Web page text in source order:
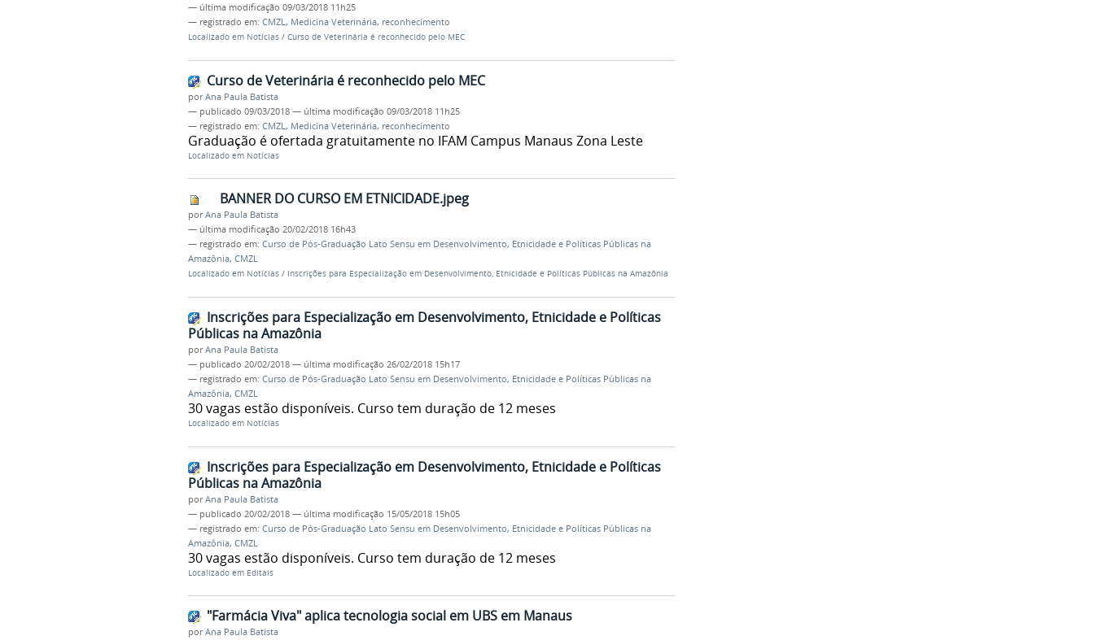
— última modificação 09/03/2018 11h25
— registrado em: CMZL, Medicina Veterinária, reconhecimento
Localizado em Notícias / Curso de Veterinária é reconhecido pelo MEC
Curso de Veterinária é reconhecido pelo MEC
porAna Paula Batista
— publicado 09/03/2018 — última modificação 09/03/2018 11h25
— registrado em: CMZL , Medicina Veterinária, reconhecimento
Graduação é ofertada gratuitamente no IFAM Campus Manaus Zona Leste
Localizado em Notícias
BANNER DO CURSO EM ETNICIDADE.jpeg
porAna Paula Batista
— última modificação 20/02/2018 16h43
— registrado em: Curso de Pós-Graduação Lato Sensu em Desenvolvimento, Etnicidade e Políticas Públicas na
Amazônia, CMZL
Localizado em Notícias / Inscrições para Especialização em Desenvolvimento, Etnicidade e Políticas Públicas na Amazônia
Inscrições para Especialização em Desenvolvimento, Etnicidade e Políticas
Públicas na Amazônia
porAna Paula Batista
— publicado 20/02/2018 — última modificação 26/02/2018 15h17
— registrado em: Curso de Pós-Graduação Lato Sensu em Desenvolvimento, Etnicidade e Políticas Públicas na
Amazônia, CMZL
30 vagas estão disponíveis. Curso tem duração de 12 meses
Localizado em Notícias
Inscrições para Especialização em Desenvolvimento, Etnicidade e Políticas
Públicas na Amazônia
porAna Paula Batista
— publicado 20/02/2018 — última modificação 15/05/2018 15h05
— registrado em: Curso de Pós-Graduação Lato Sensu em Desenvolvimento, Etnicidade e Políticas Públicas na
Amazônia, CMZL
30 vagas estão disponíveis. Curso tem duração de 12 meses
Localizado em Editais
"Farmácia Viva" aplica tecnologia social em UBS em Manaus
porAna Paula Batista